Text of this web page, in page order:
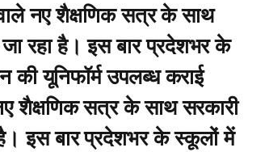
नए शैक्षणिक सत्र के साथ
जा रहा है। इस बार प्रदेशभर के
यूनिफॉर्म उपलब्ध कराई
शैक्षणिक सत्र के साथ सरकारी
है। इस बार प्रदेशभर के स्कूलों में